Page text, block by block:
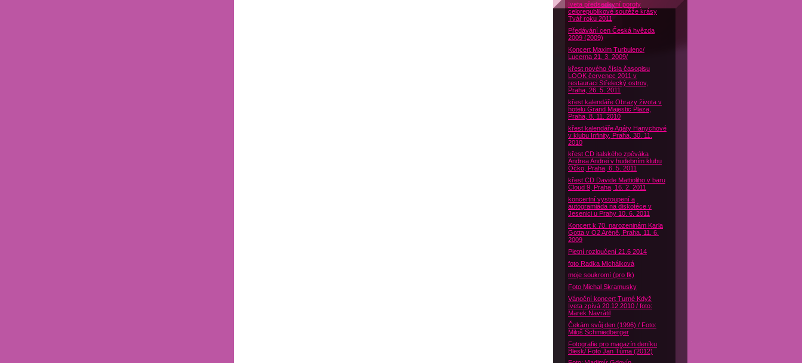
Iveta předsedkyní poroty
celorepublikové soutěže krásy
Tvář roku 2011
Předávání cen Česká hvězda
2009 (2009)
Koncert Maxim Turbulenc/
Lucerna 21. 3. 2009/
křest nového čísla časopisu
LOOK červenec 2011 v
restauraci Střelecký ostrov,
Praha, 26. 5. 2011
křest kalendáře Obrazy života v
hotelu Grand Majestic Plaza,
Praha, 8. 11. 2010
křest kalendáře Agáty Hanychové
v klubu Infinity, Praha, 30. 11.
2010
křest CD italského zpěváka
Andrea Andrei v hudebním klubu
Óčko, Praha, 6. 5. 2011
křest CD Davide Mattioliho v baru
Cloud 9, Praha, 16. 2. 2011
koncertní vystoupení a
autogramiáda na diskotéce v
Jesenici u Prahy 10. 6. 2011
Koncert k 70. narozeninám Karla
Gotta v O2 Aréně, Praha, 11. 6.
2009
Pietní rozloučení 21.6 2014
foto Radka Michálková
moje soukromí (pro fk)
Foto Michal Skramusky
Vánoční koncert Turné Když
Iveta zpívá 20.12.2010 / foto:
Marek Navrátil
Čekám svůj den (1996) / Foto:
Miloš Schmiedberger
Fotografie pro magazín deníku
Blesk/ Foto Jan Tůma (2012)